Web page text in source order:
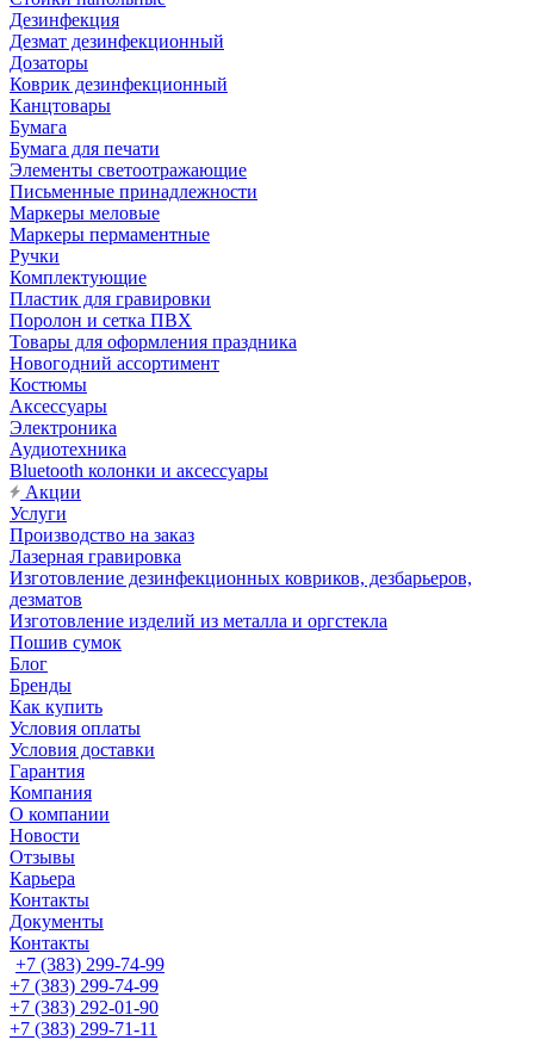
Дезинфекция
Дезмат дезинфекционный
Дозаторы
Коврик дезинфекционный
Канцтовары
Бумага
Бумага для печати
Элементы светоотражающие
Письменные принадлежности
Маркеры меловые
Маркеры пермаментные
Ручки
Комплектующие
Пластик для гравировки
Поролон и сетка ПВХ
Товары для оформления праздника
Новогодний ассортимент
Костюмы
Аксессуары
Электроника
Аудиотехника
Bluetooth колонки и аксессуары
Акции
Услуги
Производство на заказ
Лазерная гравировка
Изготовление дезинфекционных ковриков, дезбарьеров,
дезматов
Изготовление изделий из металла и оргстекла
Пошив сумок
Блог
Бренды
Как купить
Условия оплаты
Условия доставки
Гарантия
Компания
О компании
Новости
Отзывы
Карьера
Контакты
Документы
Контакты
+7 (383) 299-74-99
+7 (383) 299-74-99
+7 (383) 292-01-90
+7 (383) 299-71-11